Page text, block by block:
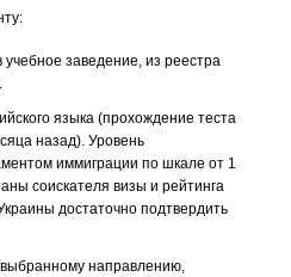
заведение, из реестра
языка (прохождение теста
назад). Уровень
иммиграции по шкале от 1
соискателя визы и рейтинга
достаточно подтвердить
выбранному направлению,